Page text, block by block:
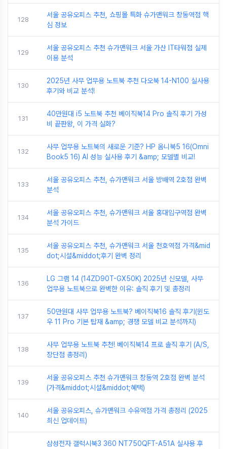
128
서울 공유오피스 추천, 쇼핑몰 특화 슈가맨워크 창동역점 핵
심 정보
129
서울 공유오피스 추천 슈가맨워크 서울 가산 IT타워점 실제
이용 분석
130
2025년 사무 업무용 노트북 추천 다오북 14-N100 실사용
후기와 비교 분석!
131
40만원대 i5 노트북 추천 베이직북14 Pro 솔직 후기 가성
비 끝판왕, 이 가격 실화?
132
사무 업무용 노트북의 새로운 기준? HP 옴니북5 16(Omni
Book5 16) AI 성능 실사용 후기 &amp; 모델별 비교!
133
서울 공유오피스 추천, 슈가맨워크 서울 방배역 2호점 완벽
분석
134
서울 공유오피스 추천, 슈가맨워크 서울 홍대입구역점 완벽
분석 가이드
135
서울 공유오피스 추천, 슈가맨워크 서울 천호역점 가격&mid
dot;시설&middot;후기 완벽 정리
136
LG 그램 14 (14ZD90T-GX50K) 2025년 신모델, 사무
업무용 노트북으로 완벽한 이유: 솔직 후기 및 총정리
137
50만원대 사무 업무용 노트북? 베이직북16 솔직 후기(윈도
우 11 Pro 기본 탑재 &amp; 경쟁 모델 비교 분석까지)
138
사무 업무용 노트북 추천! 베이직북14 프로 솔직 후기 (A/S,
장단점 총정리)
139
서울 공유오피스 추천 슈가맨워크 창동역 2호점 완벽 분석
(가격&middot;시설&middot;혜택)
140
서울 공유오피스, 슈가맨워크 수유역점 가격 총정리 (2025
최신 업데이트)
삼성전자 갤럭시북3 360 NT750QFT-A51A 실사용 후